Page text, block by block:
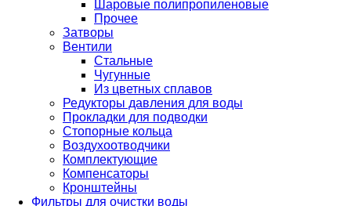
Шаровые полипропиленовые
Прочее
Затворы
Вентили
Стальные
Чугунные
Из цветных сплавов
Редукторы давления для воды
Прокладки для подводки
Стопорные кольца
Воздухоотводчики
Комплектующие
Компенсаторы
Кронштейны
Фильтры для очистки воды